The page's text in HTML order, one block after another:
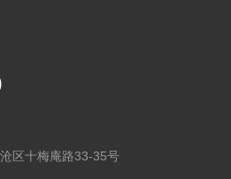
区十梅庵路33-35号